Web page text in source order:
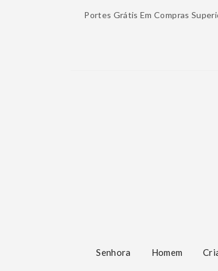
Portes Grátis Em Compras
Senhora Homem